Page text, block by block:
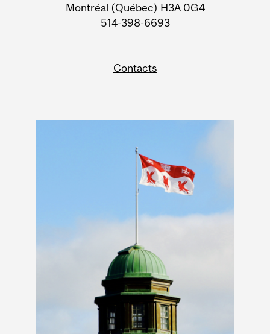
Montréal (Québec) H3A 0G4
514-398-6693
Contacts